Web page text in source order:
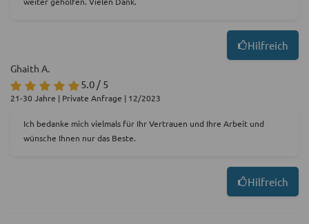
Hilfreich
Ghaith A.
5.0 / 5
21-30 Jahre | Private Anfrage | 12/2023
Ich bedanke mich vielmals für Ihr Vertrauen und Ihre Arbeit und
wünsche Ihnen nur das Beste.
Hilfreich